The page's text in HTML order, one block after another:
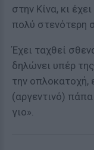
στην Κίνα, κι
πολύ στενότερη
Έχει ταχθεί
δηλώνει υπέρ
την οπλοκατοχή,
(αργεντινό)
γιο».